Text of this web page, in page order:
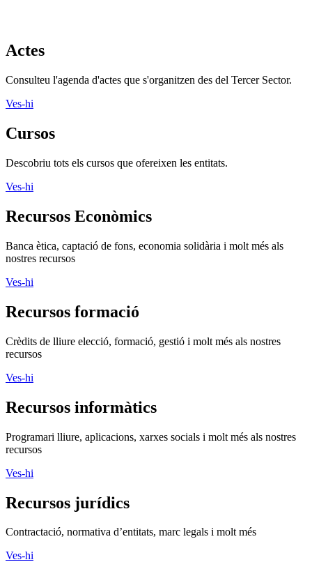
Actes
Consulteu l'agenda d'actes que s'organitzen des del Tercer Sector.
Ves-hi
Cursos
Descobriu tots els cursos que ofereixen les entitats.
Ves-hi
Recursos Econòmics
Banca ètica, captació de fons, economia solidària i molt més als
nostres recursos
Ves-hi
Recursos formació
Crèdits de lliure elecció, formació, gestió i molt més als nostres
recursos
Ves-hi
Recursos informàtics
Programari lliure, aplicacions, xarxes socials i molt més als nostres
recursos
Ves-hi
Recursos jurídics
Contractació, normativa d’entitats, marc legals i molt més
Ves-hi